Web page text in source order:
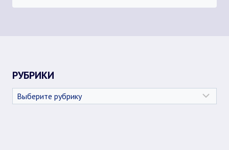
РУБРИКИ
Рубрики